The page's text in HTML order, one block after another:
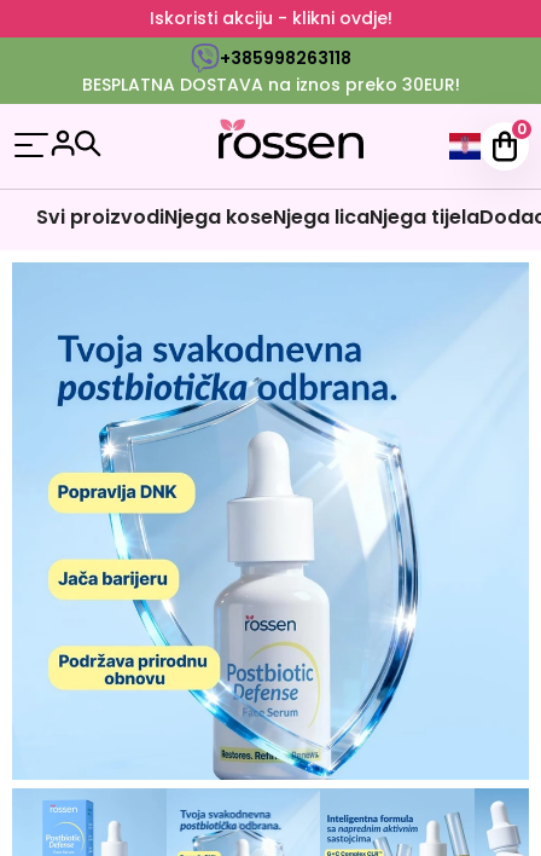
Iskoristi akciju - klikni ovdje!
+385998263118
BESPLATNA DOSTAVA na iznos preko 30EUR!
0
Svi proizvodiNjega koseNjega licaNjega tijela